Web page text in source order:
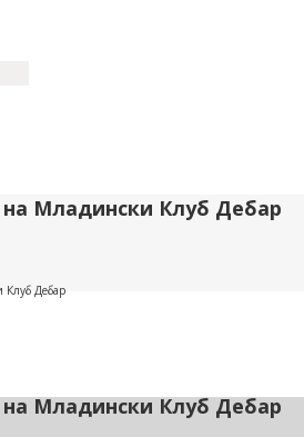
Младински Клуб Дебар
Клуб Дебар
Младински Клуб Дебар